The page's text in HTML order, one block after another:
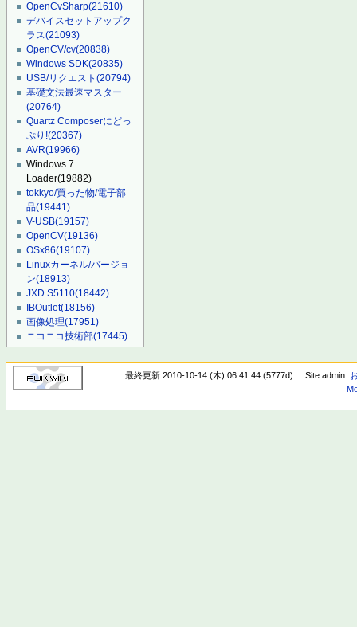
OpenCvSharp(21610)
デバイスセットアップク
ラス(21093)
OpenCV/cv(20838)
Windows SDK(20835)
USB/リクエスト(20794)
基礎文法最速マスター
(20764)
Quartz Composerにどっ
ぷり!(20367)
AVR(19966)
Windows 7
Loader(19882)
tokkyo/買った物/電子部
品(19441)
V-USB(19157)
OpenCV(19136)
OSx86(19107)
Linuxカーネル/バージョ
ン(18913)
JXD S5110(18442)
IBOutlet(18156)
画像処理(17951)
ニコニコ技術部(17445)
最終更新:2010-10-14 (木) 06:41:44 (5777d) Site admin: